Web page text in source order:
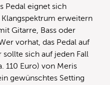
Pedal eignet sich
erweitern
Gitarre, Bass oder
vorhat, das Pedal auf
sich auf jeden Fall
110 Euro) von Meris
gewünschtes Setting